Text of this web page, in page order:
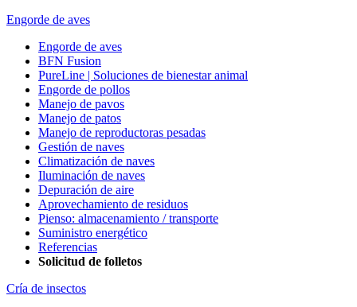
Engorde de aves
Engorde de aves
BFN Fusion
PureLine | Soluciones de bienestar animal
Engorde de pollos
Manejo de pavos
Manejo de patos
Manejo de reproductoras pesadas
Gestión de naves
Climatización de naves
Iluminación de naves
Depuración de aire
Aprovechamiento de residuos
Pienso: almacenamiento / transporte
Suministro energético
Referencias
Solicitud de folletos
Cría de insectos